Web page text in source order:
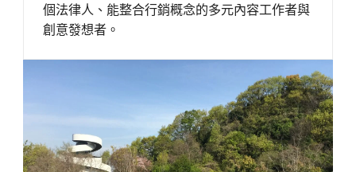
個法律人、能整合行銷概念的多元內容工作者與
創意發想者。